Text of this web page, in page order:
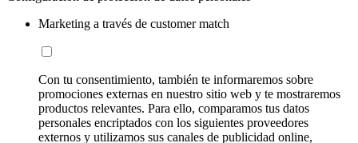
Marketing a través de customer match
Con tu consentimiento, también te informaremos sobre
promociones externas en nuestro sitio web y te mostraremos
productos relevantes. Para ello, comparamos tus datos
personales encriptados con los siguientes proveedores
externos y utilizamos sus canales de publicidad online,